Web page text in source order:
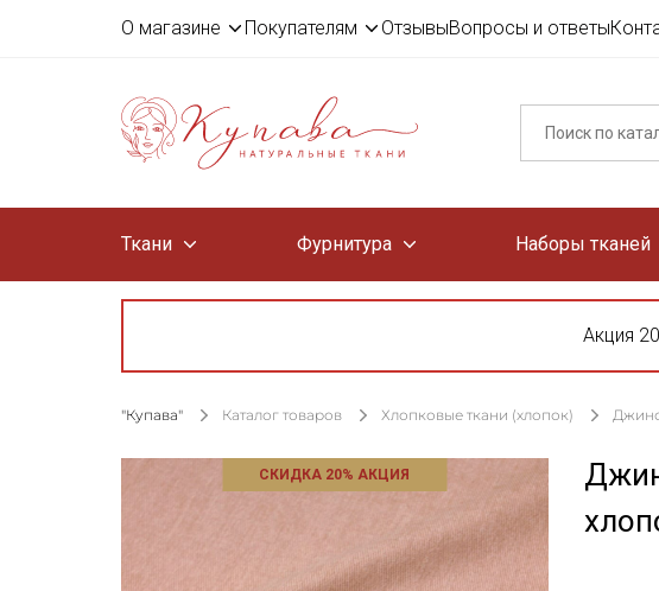
О магазине Покупателям ОтзывыВопросы и ответы
Ткани Фурнитура Наборы тканей
Акция
"Купава" Каталог товаров Хлопковые ткани (хлопок)
СКИДКА 20% АКЦИЯ